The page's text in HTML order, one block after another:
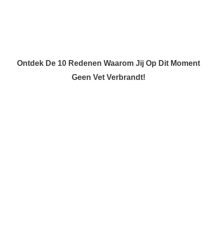
Ontdek De 10 Redenen Waarom Jij Op Dit Moment
Geen Vet Verbrandt!